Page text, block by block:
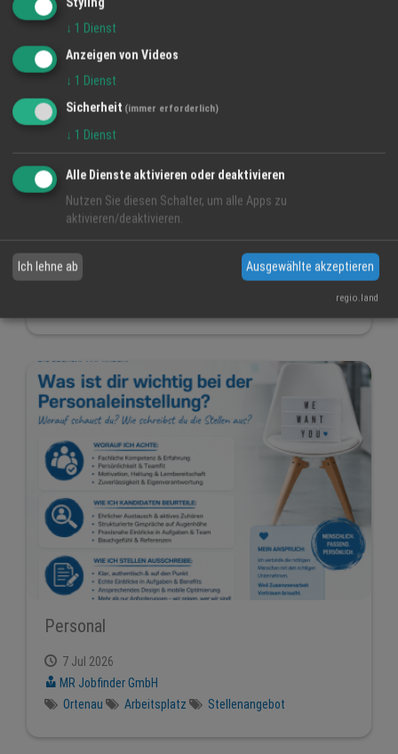
Warum Wertschätzung nicht laut sein muss
werbeheld UG
Wertschätzung
Mitarbeiterbindung
Personal
7 Jul 2026
MR Jobfinder GmbH
Ortenau
Arbeitsplatz Stellenangebot
↓ 1 Dienst
Anzeigen von Videos
↓ 1 Dienst
Sicherheit (immer erforderlich)
↓ 1 Dienst
Alle Dienste aktivieren oder deaktivieren
Nutzen Sie diesen Schalter, um alle Apps zu
aktivieren/deaktivieren.
Ich lehne ab Ausgewählte akzeptieren
regio.land